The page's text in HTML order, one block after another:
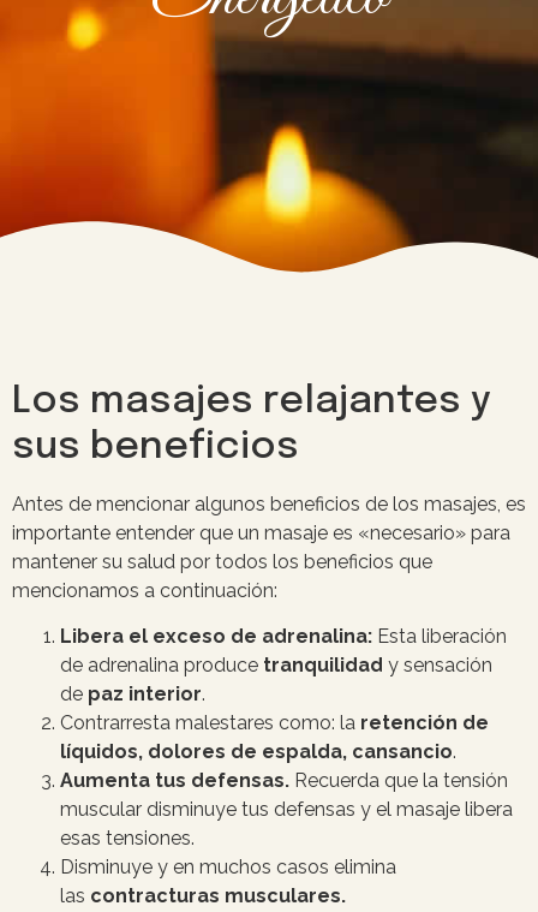
Los masajes relajantes y
sus beneficios
Antes de mencionar algunos beneficios de los masajes, es
importante entender que un masaje es «necesario» para
mantener su salud por todos los beneficios que
mencionamos a continuación:
Libera el exceso de adrenalina: Esta liberación
de adrenalina produce tranquilidad y sensación
de paz interior.
Contrarresta malestares como: la retención de
líquidos, dolores de espalda, cansancio.
Aumenta tus defensas. Recuerda que la tensión
muscular disminuye tus defensas y el masaje libera
esas tensiones.
Disminuye y en muchos casos elimina
las contracturas musculares.